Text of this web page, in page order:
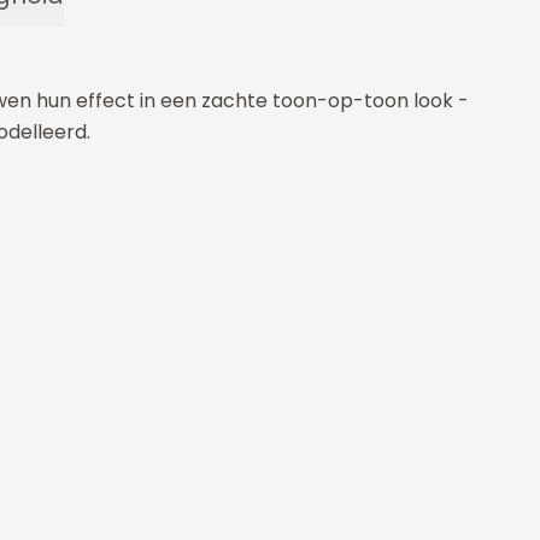
hun effect in een zachte toon-op-toon look -